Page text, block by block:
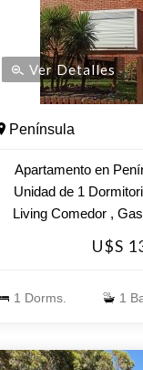
Ver Detalles
Península
Apartamento en
Unidad de 1
Living Comedor ,
Consulte con
U$S
1 Dorms. 1